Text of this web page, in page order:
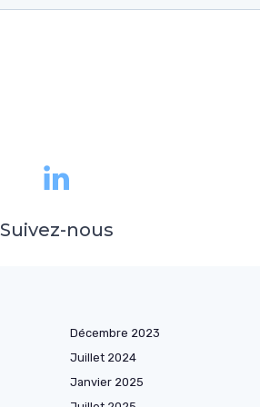
Suivez-nous
Décembre 2023
Juillet 2024
Janvier 2025